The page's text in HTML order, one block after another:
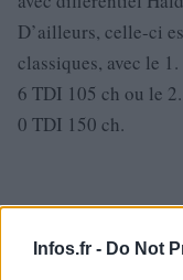
Infos.fr - Do Not
D’ailleurs, celle-ci
classiques, avec le 1.
6 TDI 105 ch ou le 2.
0 TDI 150 ch.